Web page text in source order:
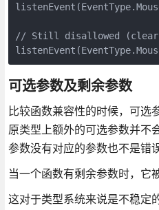
// Still disallowed (clear
可选参数及剩余参数
比较函数兼容性的时候，可选
原类型上额外的可选参数并不
参数没有对应的参数也不是错误
当一个函数有剩余参数时，它
这对于类型系统来说是不稳定